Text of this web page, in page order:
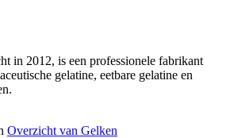
in 2012, is een professionele fabrikant
gelatine, eetbare gelatine en
Overzicht van Gelken